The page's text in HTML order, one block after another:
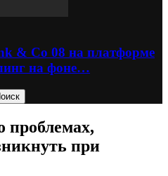
& Co 08 на платформе
на фоне…
проблемах,
при